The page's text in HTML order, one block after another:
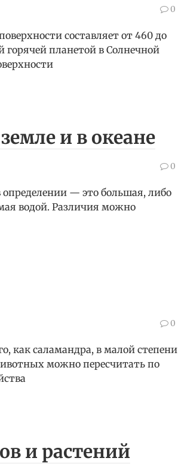
0
составляет от 460 до
горячей планетой в Солнечной
и в океане
0
определении — это большая, либо
водой. Различия можно
0
как саламандра, в малой степени
можно пересчитать по
и растений